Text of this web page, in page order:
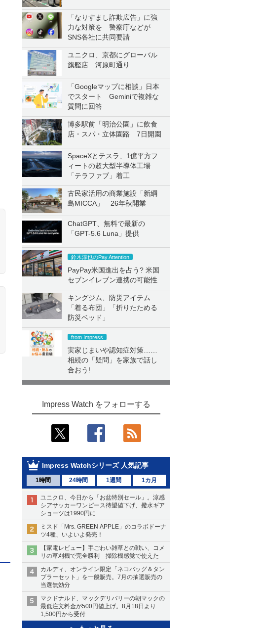
「なりすまし詐欺広告」に強
力な対策を 警察庁などが
SNS各社に共同要請
ユニクロ、京都にグローバル
旗艦店 河原町通り
「Googleマップに相談」日本
でスタート Geminiで複雑な
質問に回答
博多駅前「明治公園」に飲食
店・スパ・立体園路 7日開園
SpaceXとテスラ、1億平方フ
ィートの超大型半導体工場
「テラファブ」着工
古民家活用の商業施設「新綱
島MICCA」 26年秋開業
ChatGPT、無料で最新の
「GPT-5.6 Luna」提供
鈴木淳也のPay Attention
PayPay米国進出を占う? 米国
セブンイレブン連携の可能性
キングジム、防災アイテム
「着る布団」「折りたためる
防災ベッド」
from Impress
実家じまいや認知症対策……
相続の「疑問」を家族で話し
合おう!
Impress Watch をフォローする
Impress Watchシリーズ 人気記事
1時間 24時間 1週間 1カ月
ユニクロ、今日から「お盆特別セール」。涼感
シアサッカーワンピース待望値下げ、撥水ギア
ショーツは1990円に
ミスド「Mrs. GREEN APPLE」のコラボドーナ
ツ4種、いよいよ発売！
【家電レビュー】手ごわい雑草との戦い、コメ
リの草刈機で完全勝利 掃除機感覚で使えた
カルディ、オンライン限定「ネコバッグ＆タン
ブラーセット」を一般販売。7月の抽選販売の
当選無効分
マクドナルド、マックデリバリーの朝マックの
最低注文料金が500円値上げ。8月18日より
1,500円から受付